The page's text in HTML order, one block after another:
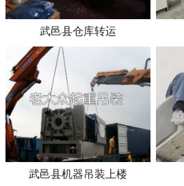
武邑县仓库转运
武邑县机器吊装上楼